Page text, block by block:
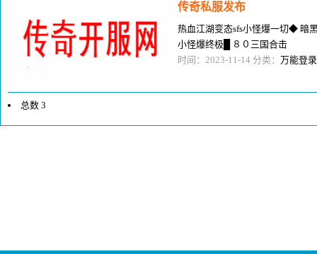
传奇私服发布
热血江湖变态sfs小怪爆一切◆ 暗
小怪爆终极█ ８０三国合击
时间：2023-11-14 分类： 万能登
总数 3